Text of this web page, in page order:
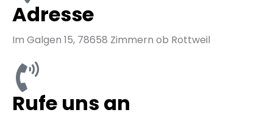
Adresse
Im Galgen 15, 78658 Zimmern ob Rottweil
Rufe uns an